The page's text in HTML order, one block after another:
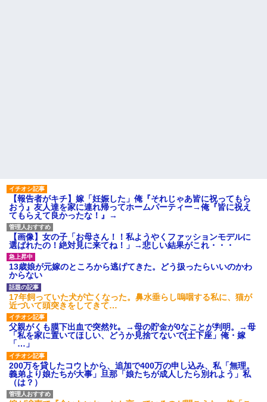
の？ｗｗ」「逆に超安い」
私「ちょっと、人の家の金庫
触らないでよ！」キチママ『そ
こに金庫があったから、開けて
みようとしただけ☆』義兄「泥
は出てけ！二度と来るな！」結
果・・・
私「初めて飲む味だけどなん
のお茶？」彼「ちっ！」私「」
【GIF】JSのカンチョーワロ
タ
後続車にクラクションを鳴ら
され彼氏が逆切れ。「何クラク
ション鳴らしてんだ！降りてこ
いよ！」と怒鳴りだし...
【衝撃】報酬100万円超の治験
募集がこちらｗｗｗｗｗ(※画像
あり)
【ネット騒然】惨殺されたタ
ワマン頂き女子のこの動画、す
げえええええｗｗｗｗｗｗｗｗ
ｗｗｗ
【愕然】白のクラウン俺氏、
【報告者がキチ】嫁「妊娠した」俺『それじゃあ皆に祝ってもら
おう』友人達を家に連れ帰ってホームパーティー→俺『皆に祝え
てもらえて良かったな！』→
【画像】女の子「お母さん！！私ようやくファッションモデルに
選ばれたの！絶対見に来てね！」→悲しい結果がこれ・・・
13歳娘が元嫁のところから逃げてきた。どう扱ったらいいのかわ
からない
17年飼っていた犬が亡くなった。鼻水垂らし嗚咽する私に、猫が
近づいて頭突きをしてきて…
父親がくも膜下出血で突然ﾀﾋ。→母の貯金が0なことが判明。→母
「私を家に置いてほしい、どうか見捨てないで(土下座」俺・嫁
「…」
200万を貸したコウトから、追加で400万の申し込み、私「無理。
義弟より娘たちが大事」旦那「娘たちが成人したら別れよう」私
（は？）